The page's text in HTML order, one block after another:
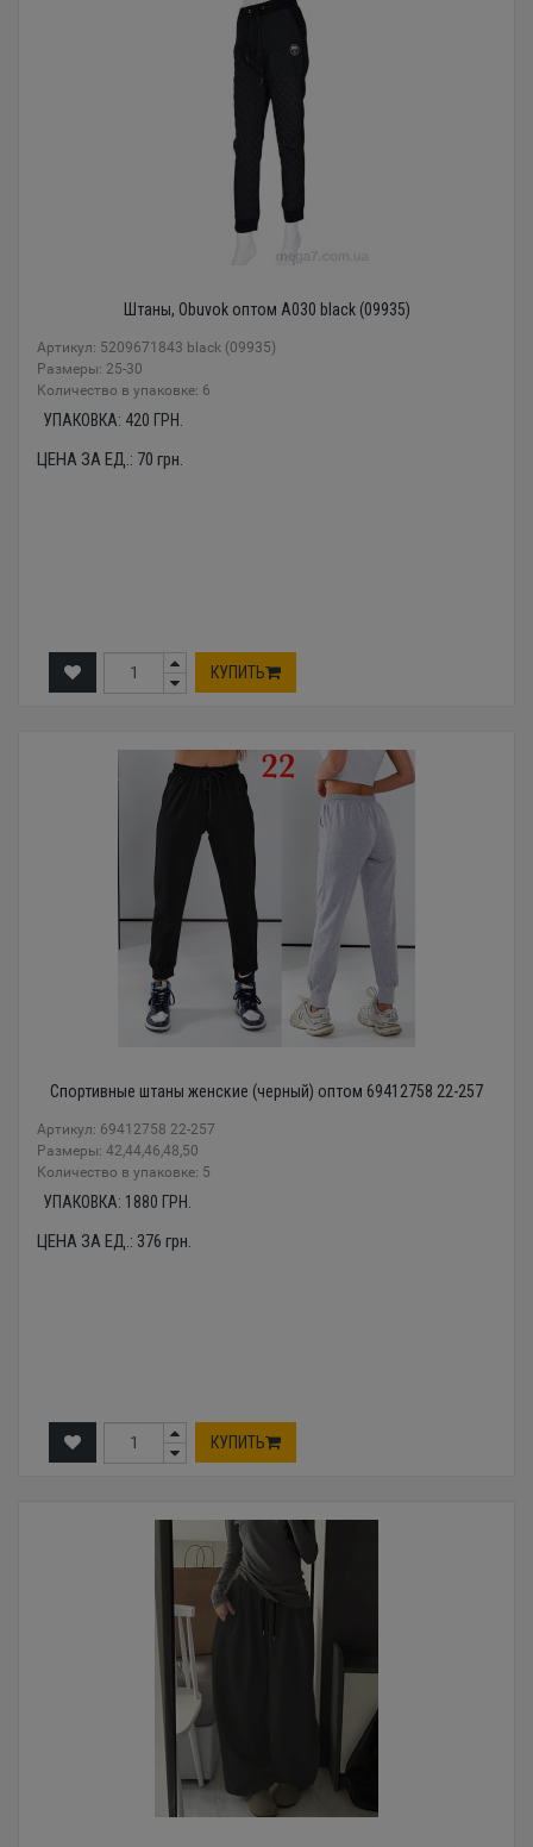
Штаны, Obuvok оптом A030 black (09935)
Артикул: 5209671843 black (09935)
Размеры: 25-30
Количество в упаковке: 6
УПАКОВКА: 420 ГРН.
ЦЕНА ЗА ЕД.: 70 грн.
КУПИТЬ
Спортивные штаны женские (черный) оптом 69412758 22-257
Артикул: 69412758 22-257
Размеры: 42,44,46,48,50
Количество в упаковке: 5
УПАКОВКА: 1880 ГРН.
ЦЕНА ЗА ЕД.: 376 грн.
КУПИТЬ